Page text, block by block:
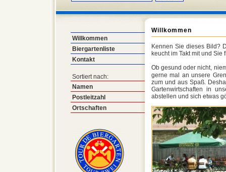
Willkommen
Biergartenliste
Kontakt
Sortiert nach:
Namen
Postleitzahl
Ortschaften
Willkommen
Kennen Sie dieses Bild?
keucht im Takt mit und
Ob gesund oder nicht,
gerne mal an unsere
zum und aus Spaß.
Gartenwirtschaften in
abstellen und sich etwas